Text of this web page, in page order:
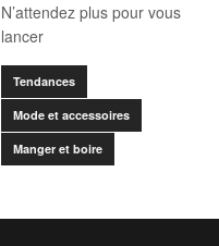
N’attendez plus pour vous
lancer
Tendances
Mode et accessoires
Manger et boire